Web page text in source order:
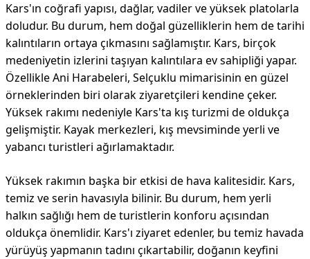
Kars'ın coğrafi yapısı, dağlar, vadiler ve yüksek platolarla
doludur. Bu durum, hem doğal güzelliklerin hem de tarihi
kalıntıların ortaya çıkmasını sağlamıştır. Kars, birçok
medeniyetin izlerini taşıyan kalıntılara ev sahipliği yapar.
Özellikle Ani Harabeleri, Selçuklu mimarisinin en güzel
örneklerinden biri olarak ziyaretçileri kendine çeker.
Yüksek rakımı nedeniyle Kars'ta kış turizmi de oldukça
gelişmiştir. Kayak merkezleri, kış mevsiminde yerli ve
yabancı turistleri ağırlamaktadır.
Yüksek rakımın başka bir etkisi de hava kalitesidir. Kars,
temiz ve serin havasıyla bilinir. Bu durum, hem yerli
halkın sağlığı hem de turistlerin konforu açısından
oldukça önemlidir. Kars'ı ziyaret edenler, bu temiz havada
yürüyüş yapmanın tadını çıkartabilir, doğanın keyfini